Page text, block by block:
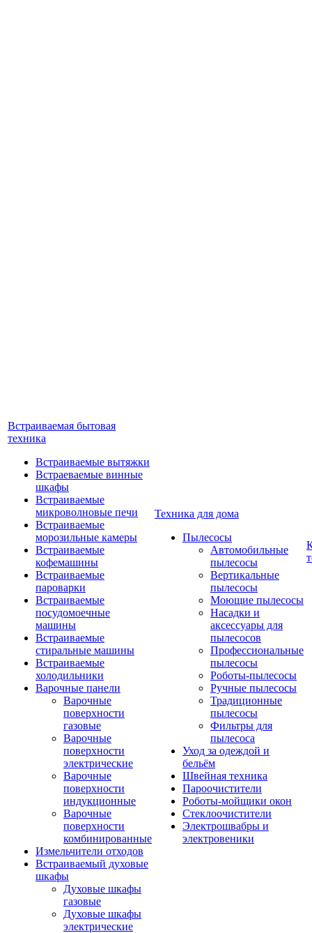
Встраиваемая бытовая
техника
Встраиваемые вытяжки
Встраеваемые винные
шкафы
Встраиваемые
микроволновые печи
Встраиваемые
морозильные камеры
Встраиваемые
кофемашины
Встраиваемые
пароварки
Встраиваемые
посудомоечные
машины
Встраиваемые
стиральные машины
Встраиваемые
холодильники
Варочные панели
Варочные
поверхности
газовые
Варочные
поверхности
электрические
Варочные
поверхности
индукционные
Варочные
поверхности
комбинированные
Измельчители отходов
Встраиваемый духовые
шкафы
Духовые шкафы
газовые
Духовые шкафы
электрические
Техника для дома
Пылесосы
Автомобильные
пылесосы
Вертикальные
пылесосы
Моющие пылесосы
Насадки и
аксессуары для
пылесосов
Профессиональные
пылесосы
Роботы-пылесосы
Ручные пылесосы
Традиционные
пылесосы
Фильтры для
пылесоса
Уход за одеждой и
бельём
Швейная техника
Пароочистители
Роботы-мойщики окон
Стеклоочистители
Электрошвабры и
электровеники